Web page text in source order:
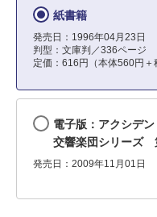
紙書籍
発売日：1996年04月23日
判型：文庫判／336ページ
定価：616円（本体560円＋
電子版：アクシデ
交響楽団シリーズ
発売日：2009年11月01日